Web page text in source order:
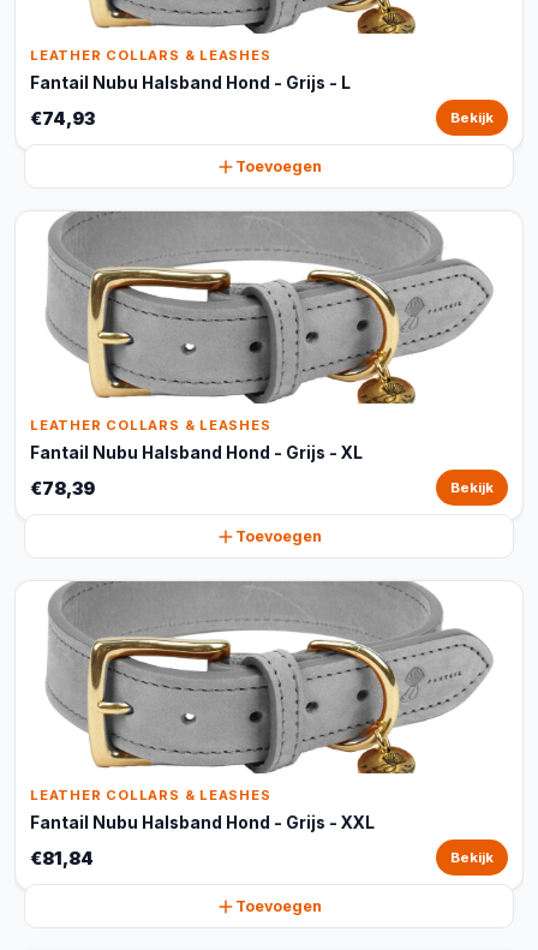
LEATHER COLLARS & LEASHES
Fantail Nubu Halsband Hond - Grijs - L
€74,93 Bekijk
Toevoegen
LEATHER COLLARS & LEASHES
Fantail Nubu Halsband Hond - Grijs - XL
€78,39 Bekijk
Toevoegen
LEATHER COLLARS & LEASHES
Fantail Nubu Halsband Hond - Grijs - XXL
€81,84 Bekijk
Toevoegen